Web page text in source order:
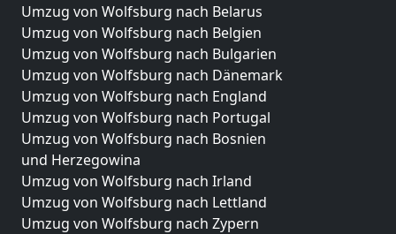
Umzug von Wolfsburg nach Belarus
Umzug von Wolfsburg nach Belgien
Umzug von Wolfsburg nach Bulgarien
Umzug von Wolfsburg nach Dänemark
Umzug von Wolfsburg nach England
Umzug von Wolfsburg nach Portugal
Umzug von Wolfsburg nach Bosnien
und Herzegowina
Umzug von Wolfsburg nach Irland
Umzug von Wolfsburg nach Lettland
Umzug von Wolfsburg nach Zypern